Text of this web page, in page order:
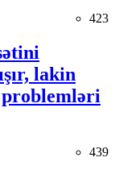
423
lakin
problemləri
439